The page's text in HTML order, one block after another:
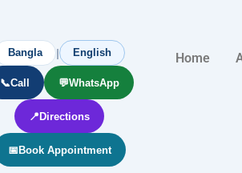
Bangla | English
📞Call 💬WhatsApp
📍Directions
📅Book Appointment
Home